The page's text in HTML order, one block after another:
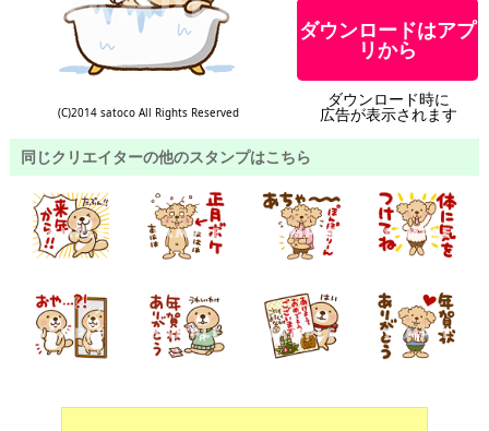
(C)2014 satoco All Rights Reserved
ダウンロードはアプ
リから
ダウンロード時に
広告が表示されます
同じクリエイターの他のスタンプはこちら